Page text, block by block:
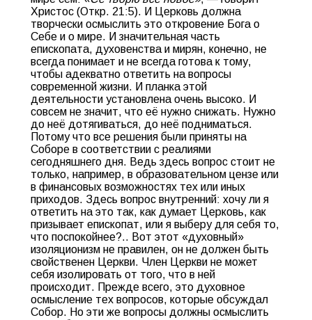
Христос (Откр. 21:5). И Церковь должна
творчески осмыслить это откровение Бога о
Себе и о мире. И значительная часть
епископата, духовенства и мирян, конечно, не
всегда понимает и не всегда готова к тому,
чтобы адекватно ответить на вопросы
современной жизни. И планка этой
деятельности установлена очень высоко. И
совсем не значит, что её нужно снижать. Нужно
до неё дотягиваться, до неё подниматься.
Потому что все решения были приняты на
Соборе в соответствии с реалиями
сегодняшнего дня. Ведь здесь вопрос стоит не
только, например, в образовательном цензе или
в финансовых возможностях тех или иных
приходов. Здесь вопрос внутренний: хочу ли я
ответить на это так, как думает Церковь, как
призывает епископат, или я выберу для себя то,
что поспокойнее?.. Вот этот «духовный»
изоляционизм не правилен, он не должен быть
свойственен Церкви. Член Церкви не может
себя изолировать от того, что в ней
происходит. Прежде всего, это духовное
осмысление тех вопросов, которые обсуждал
Собор. Но эти же вопросы должны осмыслить